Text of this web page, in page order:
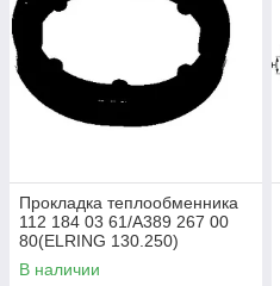
Прокладка теплообменника
112 184 03 61/A389 267 00
80(ELRING 130.250)
В наличии